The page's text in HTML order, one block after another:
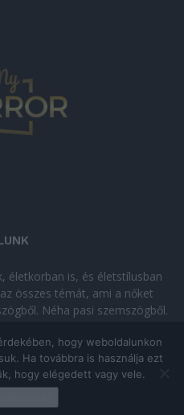
életkorban is, és életstílusban
összes témát, ami a nőket
Néha pasi szemszögből.
vágysz!
ADATKEZELÉSI TÁJÉKOZTATÓ
hogy weboldalunkon
Ha továbbra is használja ezt
hogy elégedett vagy vele.